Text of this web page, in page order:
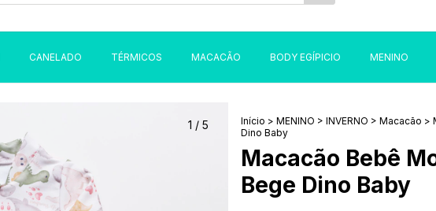
CANELADO TÉRMICOS MACACÃO BODY EGÍPICIO MENINO
1 / 5 Início > MENINO > INVERNO > Macacão >
Dino Baby
Macacão Bebê
Bege Dino Baby